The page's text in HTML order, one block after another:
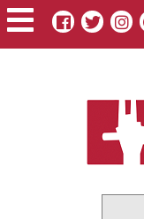
Vés
al
contingut